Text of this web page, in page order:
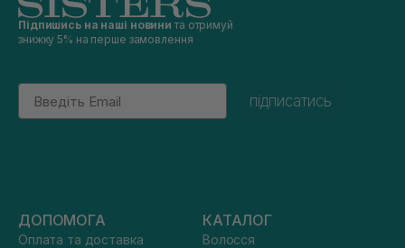
Підпишись на наші новини та отримуй
знижку 5% на перше замовлення
Email
підписатись
ДОПОМОГА
Оплата та доставка
КАТАЛОГ
Волосся